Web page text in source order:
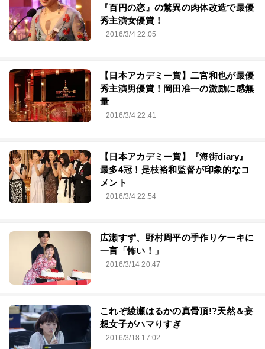
『百円の恋』の驚異の肉体改造で最優
秀主演女優賞！
2016/3/4 22:05
【日本アカデミー賞】二宮和也が最優
秀主演男優賞！岡田准一の激励に感無
量
2016/3/4 22:41
【日本アカデミー賞】『海街diary』
最多4冠！是枝裕和監督が印象的なコ
メント
2016/3/4 22:54
広瀬すず、野村周平の手作りケーキに
一言「怖い！」
2016/3/14 20:47
これぞ綾瀬はるかの真骨頂!?天然＆妄
想女子がハマりすぎ
2016/3/18 17:02